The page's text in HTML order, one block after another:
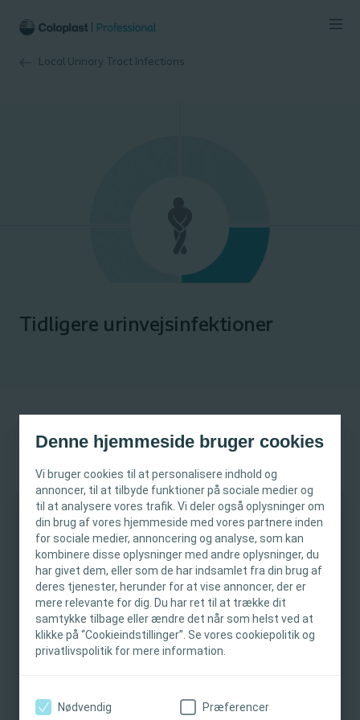
Denne hjemmeside bruger cookies
Vi bruger cookies til at personalisere indhold og
annoncer, til at tilbyde funktioner på sociale medier og
til at analysere vores trafik. Vi deler også oplysninger om
din brug af vores hjemmeside med vores partnere inden
for sociale medier, annoncering og analyse, som kan
kombinere disse oplysninger med andre oplysninger, du
har givet dem, eller som de har indsamlet fra din brug af
deres tjenester, herunder for at vise annoncer, der er
mere relevante for dig. Du har ret til at trække dit
samtykke tilbage eller ændre det når som helst ved at
klikke på “Cookieindstillinger”. Se vores cookiepolitik og
privatlivspolitik for mere information.
Nødvendig Præferencer
Local Urinary Tract Infections
VIGTIG INFORMATION
Denne hjemmeside er kun beregnet til
sundhedspersonale. Hjemmesidens indhold er
beregnet til oplysnings- og uddannelsesmæssige
formål og er ikke tiltænkt andre områder.
Coloplast yder ikke medicinsk rådgivning.
oplysninger om de præsenterede produkter,
Tidligere urinvejsinfektioner
Tidligere urinvejsinfektioner er accepteret som en risikofaktor,
da dekan forårsager en kronisk betændelsestilstand i blæren,
der er mere modtagelig for fornyet infektion. 1
Hvad fortæller evidensen os?
Et syvårigt prospektivt studie blandt brugere af
engangskateterisation fandt to prædikative faktorer
2
Patienter med mange urinvejsinfektioner ved starten af
studiet havde også høje forekomster af
Høje forekomster af urinvejsinfektion var knyttet til